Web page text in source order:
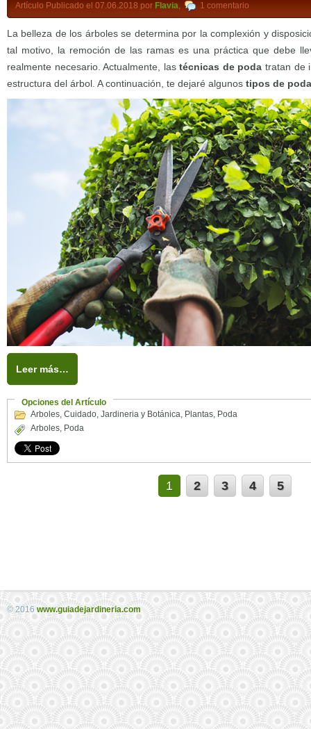
Artículo Publicado el 07.06.2018 por Flavia, 1 comentario
La belleza de los árboles se determina por la complexión y
tal motivo, la remoción de las ramas es una práctica que debe
realmente necesario. Actualmente, lastécnicas de poda tratan de
estructura del árbol. A continuación, te dejaré algunos tipos de
Leer más…
Opciones del Artículo
Arboles, Cuidado, Jardineria y Botánica, Plantas, Poda
Arboles, Poda
1 2 3 4 5
© 2016 www.guiadejardineria.com